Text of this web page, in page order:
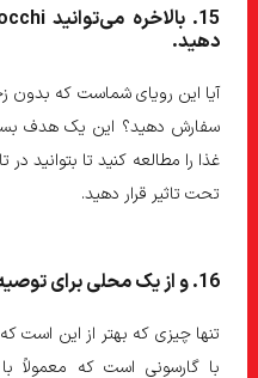
15. بالاخره میتوانید
دهید.
آیا این رویای شماست که بدون
سفارش دهید؟ این یک هدف
غذا را مطالعه کنید تا بتوانید
تحت تاثیر قرار دهید.
16. و از یک محلی برای توصیه
تنها چیزی که بهتر از این است
با گارسونی است که معمولاً